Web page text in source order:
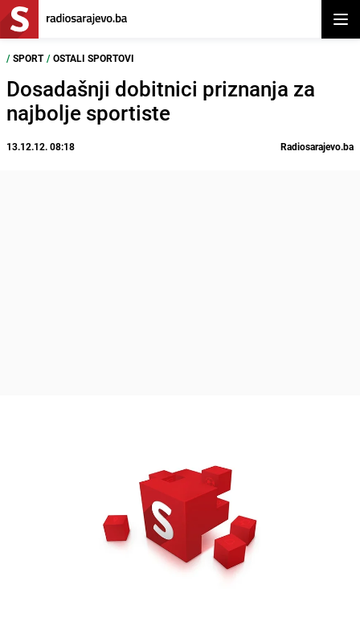
/ SPORT / OSTALI SPORTOVI
Dosadašnji dobitnici priznanja za
najbolje sportiste
13.12.12. 08:18 Radiosarajevo.ba